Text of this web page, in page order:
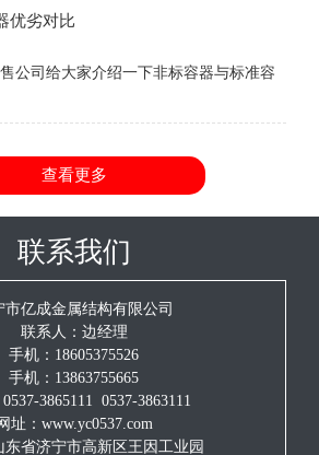
优劣对比
公司给大家介绍一下非标容器与标准容
查看更多
联系我们
市亿成金属结构有限公司
联系人：边经理
手机：18605375526
手机：13863755665
3865111 0537-3863111
址：www.yc0537.com
东省济宁市高新区王因工业园